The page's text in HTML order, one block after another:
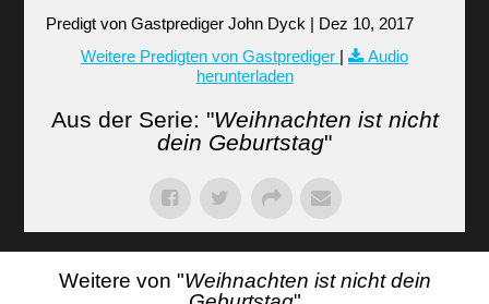
GEBEN
KONTAKT
Predigt von Gastprediger John Dyck | Dez 10, 2017
Weitere Predigten von Gastprediger |
Audio
herunterladen
Aus der Serie: "Weihnachten ist nicht
dein Geburtstag"
Weitere von "Weihnachten ist nicht dein